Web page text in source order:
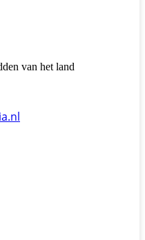
van het land